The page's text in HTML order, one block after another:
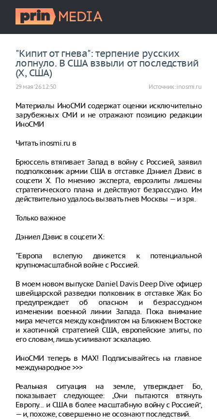
"Кипит от гнева": терпение русских
лопнуло. В США взвыли от последствий
(X, США)
29 мая ‘26 12:50 Источник:inosmi.ru
Материалы ИноСМИ содержат оценки исключительно
зарубежных СМИ и не отражают позицию редакции
ИноСМИ
Читать inosmi.ru в
Брюссель втягивает Запад в войну с Россией, заявил
подполковник армии США в отставке Дэниел Дэвис в
соцсети X. По мнению эксперта, евроэлиты лишены
стратегического плана и действуют безрассудно. Им
действительно удалось вызвать гнев Москвы — и зря.
Только важное
Дэниел Дэвис в соцсети X:
"Европа вслепую движется к потенциальной
крупномасштабной войне с Россией.
В моем новом выпуске Daniel Davis Deep Dive офицер
швейцарской разведки полковник в отставке Жак Бо
предупреждает об опасном и безрассудном
изменении военной линии Запада. Пока внимание
мира мечется между конфликтом на Ближнем Востоке
и хаотичной стратегией США, европейские элиты, по
его словам, лишь усиливают эскалацию.
ИноСМИ теперь в MAX! Подписывайтесь на главное
международное >>>
Реальная ситуация на земле, утверждает Бо,
показывает следующее: „Они пытаются втянуть
Европу... и США в более масштабную войну с Россией“,
— и, похоже, совершенно не осознают последствий.